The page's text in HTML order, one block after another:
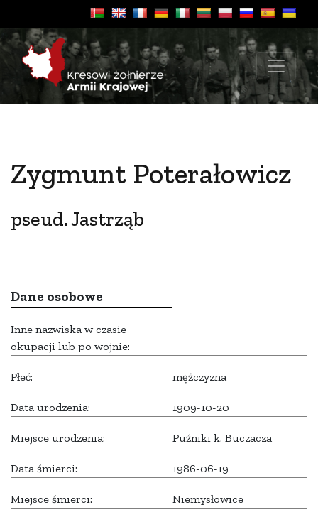
Zygmunt Poterałowicz
pseud. Jastrząb
Dane osobowe
Inne nazwiska w czasie
okupacji lub po wojnie:
Płeć: mężczyzna
Data urodzenia: 1909-10-20
Miejsce urodzenia: Puźniki k. Buczacza
Data śmierci: 1986-06-19
Miejsce śmierci: Niemysłowice